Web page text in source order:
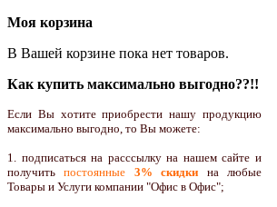
Моя корзина
В Вашей корзине пока нет товаров.
Как купить максимально выгодно??!!
Если Вы хотите приобрести нашу продукцию
максимально выгодно, то Вы можете:
1. подписаться на расссылку на нашем сайте и
получитьпостоянные 3% скидки на любые
Товары и Услуги компании "Офис в Офис";